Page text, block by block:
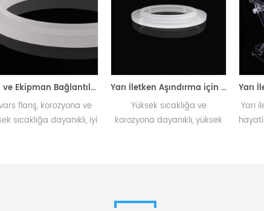
Boru ve Ekipman Bağlantıları için Termal Şoka Dayanıklı Kuvars Flanş
ve
dayanıklı, iyi
Yarı İletken Aşındırma için Optik Geçirgenlik Kuvars Aşındırma Halkası
Yüksek sıcaklığa ve
korozyona dayanıklı, yüksek
Yarı iletken ve
hayati bir bileşen